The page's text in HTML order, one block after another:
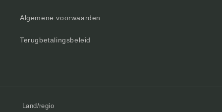
Algemene voorwaarden
Terugbetalingsbeleid
Land/regio